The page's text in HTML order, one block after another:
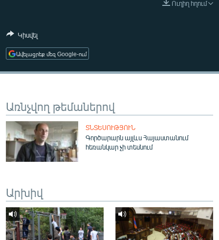
ՄԵԿՆԱԲԱՆՈՒԹՅՈՒՆ
ԱՐԽԻՎ
ՏԵՍԱՆՅՈՒԹԵՐ
ԲԱՆԱՎԵՃ
Հայերեն
English
Ուղիղ հղում
Կիսվել
Ավելացրեք մեզ Google-ում
Առնչվող թեմաներով
ՏՆՏԵՍՈՒԹՅՈՒՆ
Գործարարն այլևս Հայաստանում
հեռանկար չի տեսնում
Արխիվ